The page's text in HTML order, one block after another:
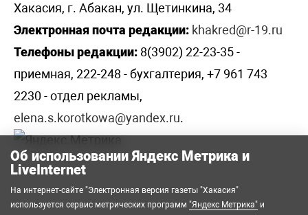
Хакасия, г. Абакан, ул. Щетинкина, 34
Электронная почта редакции: khakred@r-19.ru
Телефоны редакции: 8(3902) 22-23-35 -
приемная, 222-248 - бухгалтерия, +7 961 743
2230 - отдел рекламы,
elena.s.korotkowa@yandex.ru.
Об использовании Яндекс Метрика и
LiveInternet
На интернет-сайте "Электронная версия газеты "Хакасия"
используется сервис метрических программ "Яндекс Метрика" и